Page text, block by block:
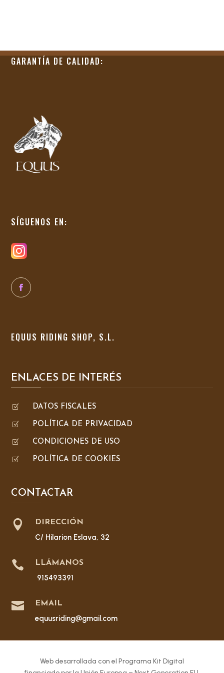
GARANTÍA DE CALIDAD:
SÍGUENOS EN:
EQUUS RIDING SHOP, S.L.
ENLACES DE INTERÉS
Z DATOS FISCALES
Z POLÍTICA DE PRIVACIDAD
Z CONDICIONES DE USO
Z POLÍTICA DE COOKIES
CONTACTAR
 DIRECCIÓN
C/ Hilarion Eslava, 32
 LLÁMANOS
915493391
 EMAIL
equusriding@gmail.com
Web desarrollada con el Programa Kit Digital